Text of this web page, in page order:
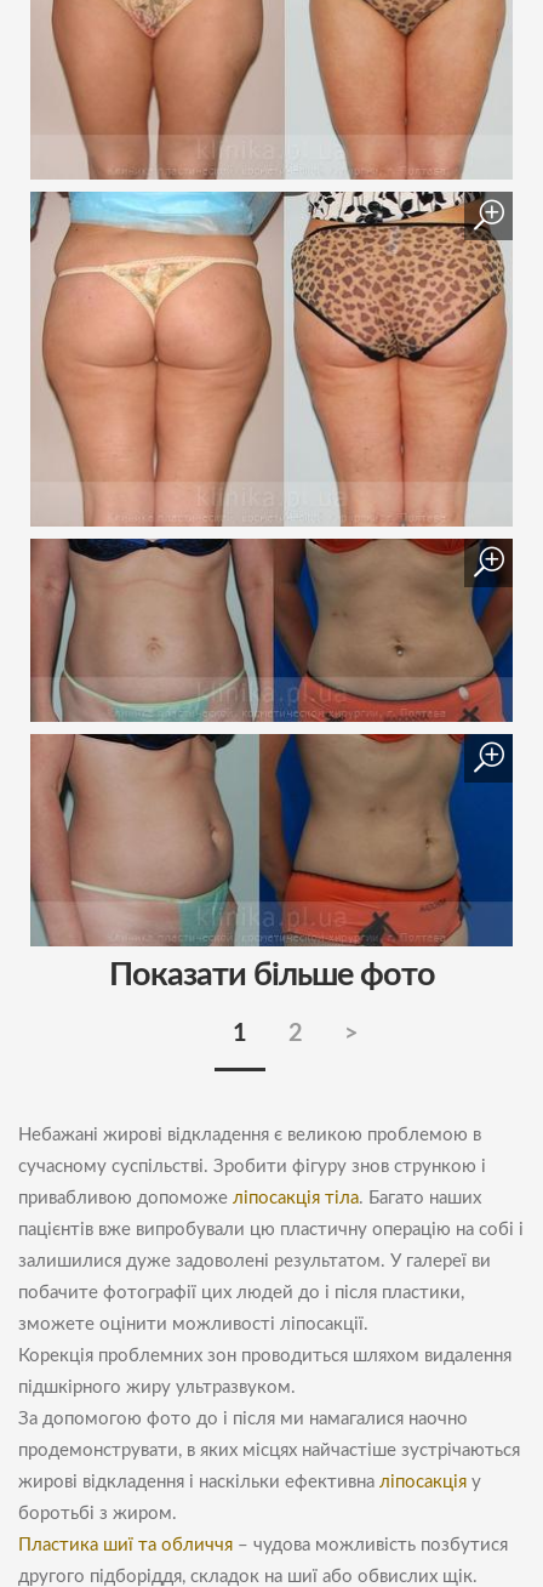
Показати більше фото
1 2 >
Небажані жирові відкладення є великою проблемою в
сучасному суспільстві. Зробити фігуру знов стрункою і
привабливою допоможе ліпосакція тіла. Багато наших
пацієнтів вже випробували цю пластичну операцію на собі і
залишилися дуже задоволені результатом. У галереї ви
побачите фотографії цих людей до і після пластики,
зможете оцінити можливості ліпосакції.
Корекція проблемних зон проводиться шляхом видалення
підшкірного жиру ультразвуком.
За допомогою фото до і після ми намагалися наочно
продемонструвати, в яких місцях найчастіше зустрічаються
жирові відкладення і наскільки ефективна ліпосакція у
боротьбі з жиром.
Пластика шиї та обличчя – чудова можливість позбутися
другого підборіддя, складок на шиї або обвислих щік.